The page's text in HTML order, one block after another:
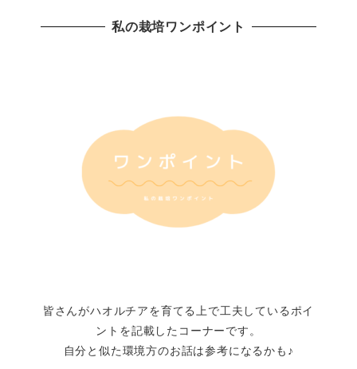
私の栽培ワンポイント
皆さんがハオルチアを育てる上で工夫しているポイ
ントを記載したコーナーです。
自分と似た環境方のお話は参考になるかも♪